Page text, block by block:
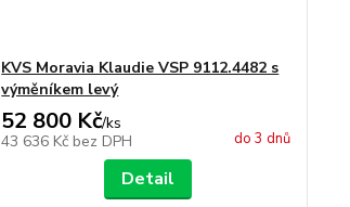
KVS Moravia Klaudie VSP 9112.4482 s
výměníkem levý
52 800 Kč/ks
43 636 Kč bez DPH do 3 dnů
Detail